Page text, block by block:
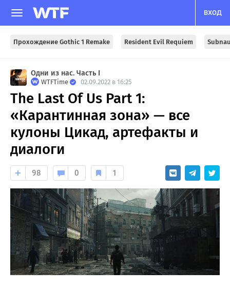
ВХОД
Прохождение Gothic 1 Remake Resident Evil Requiem
Одни из нас. Часть I
WTFTime 02.09.2022 в 16:25
The Last Of Us Part 1:
«Карантинная зона» — все
кулоны Цикад, артефакты и
диалоги
98 0 1